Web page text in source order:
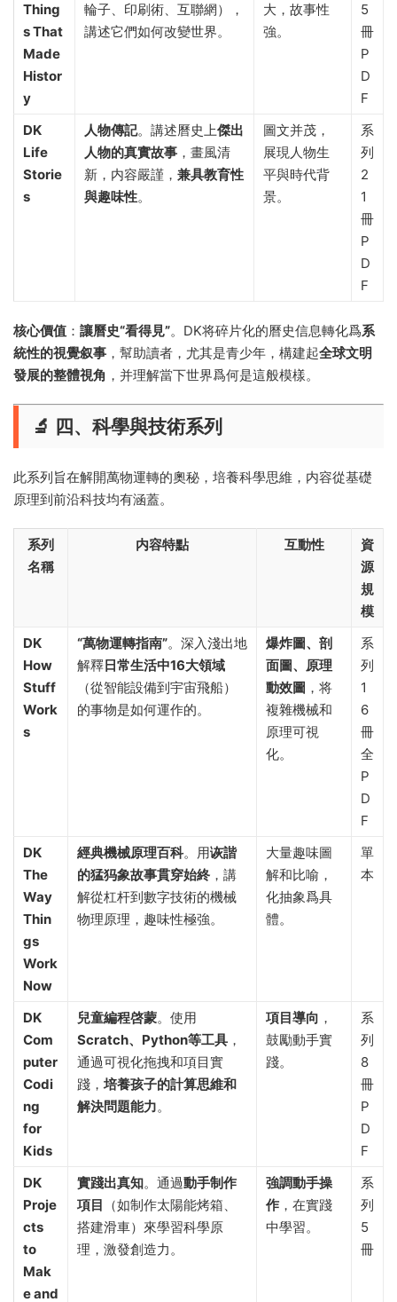
Thing
s That
Made
Histor
y
輪子、印刷術、互聯網），
講述它們如何改變世界。
大，故事性
強。
5
冊
P
D
F
DK
Life
Storie
s
人物傳記。講述曆史上傑出
人物的真實故事 ，畫風清
新，内容嚴謹， 兼具教育性
與趣味性。
圖文并茂，
展現人物生
平與時代背
景。
系
列
2
1
冊
P
D
F
核心價值 ： 讓曆史“看得見”。DK将碎片化的曆史信息轉化爲系
統性的視覺叙事 ，幫助讀者，尤其是青少年，構建起全球文明
發展的整體視角 ，并理解當下世界爲何是這般模樣。
🔬 四、科學與技術系列
此系列旨在解開萬物運轉的奧秘，培養科學思維，内容從基礎
原理到前沿科技均有涵蓋。
系列
名稱
内容特點 互動性
資
源
規
模
DK
How
Stuff
Work
s
“萬物運轉指南”。深入淺出地
解釋 日常生活中16大領域
（從智能設備到宇宙飛船）
的事物是如何運作的。
爆炸圖、剖
面圖、原理
動效圖 ，将
複雜機械和
原理可視
化。
系
列
1
6
冊
全
P
D
F
DK
The
Way
Thin
gs
Work
Now
經典機械原理百科。用诙諧
的猛犸象故事貫穿始終 ，講
解從杠杆到數字技術的機械
物理原理，趣味性極強。
大量趣味圖
解和比喻，
化抽象爲具
體。
單
本
DK
Com
puter
Codi
ng
for
Kids
兒童編程啓蒙。使用
Scratch、Python等工具 ，
通過可視化拖拽和項目實
踐，培養孩子的計算思維和
解決問題能力。
項目導向 ，
鼓勵動手實
踐。
系
列
8
冊
P
D
F
DK
Proje
cts
to
Mak
e and
實踐出真知。通過動手制作
項目
（如制作太陽能烤箱、
搭建滑車）來學習科學原
理，激發創造力。
強調動手操
作 ，在實踐
中學習。
系
列
5
冊